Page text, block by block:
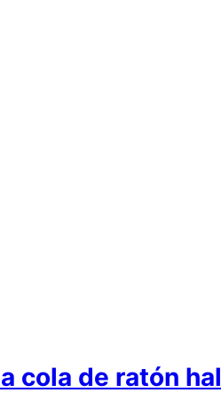
cola de ratón